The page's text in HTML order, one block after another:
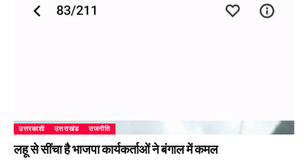
उत्तरकाशी उत्तराखंड राजनीति
लहू से सींचा है भाजपा कार्यकर्ताओं ने बंगाल में कमल